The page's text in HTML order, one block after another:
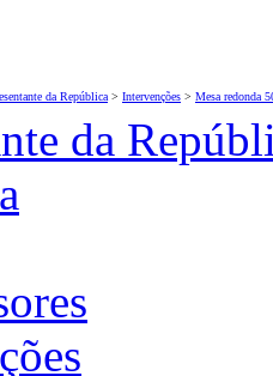
da República > Intervenções > Mesa redonda
da